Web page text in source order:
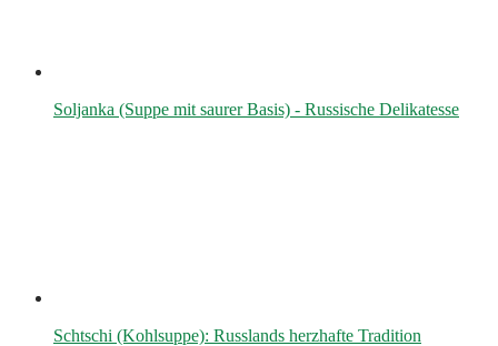
Soljanka (Suppe mit saurer Basis) - Russische Delikatesse
Schtschi (Kohlsuppe): Russlands herzhafte Tradition